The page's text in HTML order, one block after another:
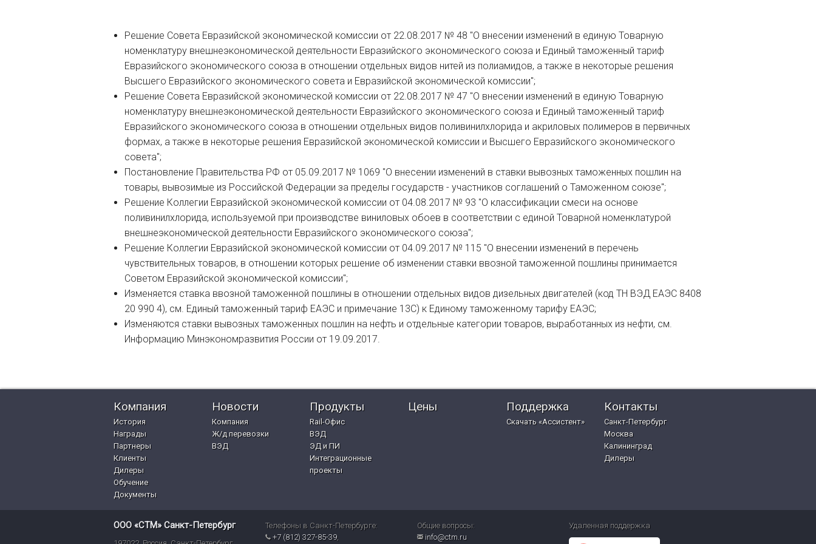
Решение Совета Евразийской экономической комиссии от 22.08.2017 № 48 "О внесении изменений в единую Товарную
номенклатуру внешнеэкономической деятельности Евразийского экономического союза и Единый таможенный тариф
Евразийского экономического союза в отношении отдельных видов нитей из полиамидов, а также в некоторые решения
Высшего Евразийского экономического совета и Евразийской экономической комиссии";
Решение Совета Евразийской экономической комиссии от 22.08.2017 № 47 "О внесении изменений в единую Товарную
номенклатуру внешнеэкономической деятельности Евразийского экономического союза и Единый таможенный тариф
Евразийского экономического союза в отношении отдельных видов поливинилхлорида и акриловых полимеров в первичных
формах, а также в некоторые решения Евразийской экономической комиссии и Высшего Евразийского экономического
совета";
Постановление Правительства РФ от 05.09.2017 № 1069 "О внесении изменений в ставки вывозных таможенных пошлин на
товары, вывозимые из Российской Федерации за пределы государств - участников соглашений о Таможенном союзе";
Решение Коллегии Евразийской экономической комиссии от 04.08.2017 № 93 "О классификации смеси на основе
поливинилхлорида, используемой при производстве виниловых обоев в соответствии с единой Товарной номенклатурой
внешнеэкономической деятельности Евразийского экономического союза";
Решение Коллегии Евразийской экономической комиссии от 04.09.2017 № 115 "О внесении изменений в перечень
чувствительных товаров, в отношении которых решение об изменении ставки ввозной таможенной пошлины принимается
Советом Евразийской экономической комиссии";
Изменяется ставка ввозной таможенной пошлины в отношении отдельных видов дизельных двигателей (код ТН ВЭД ЕАЭС 8408
20 990 4), см. Единый таможенный тариф ЕАЭС и примечание 13С) к Единому таможенному тарифу ЕАЭС;
Изменяются ставки вывозных таможенных пошлин на нефть и отдельные категории товаров, выработанных из нефти, см.
Информацию Минэкономразвития России от 19.09.2017.
Компания
История
Награды
Партнеры
Клиенты
Дилеры
Обучение
Документы
Новости
Компания
Ж/д перевозки
ВЭД
Продукты
Rail-Офис
ВЭД
ЭД и ПИ
Интеграционные
проекты
Цены Поддержка
Скачать «Ассистент»
Контакты
Санкт-Петербург
Москва
Калининград
Дилеры
ООО «СТМ» Санкт-Петербург
Телефоны в Санкт-Петербурге:
+7 (812) 327-85-39,
Общие вопросы:
info@ctm.ru
Удаленная поддержка